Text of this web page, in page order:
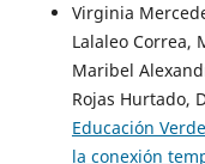
Virginia
Lalaleo Correa,
Maribel
Rojas Hurtado,
Educación
la conexión